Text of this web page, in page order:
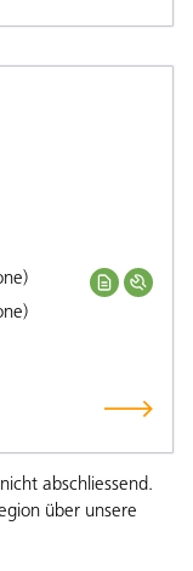
abschliessend.
über unsere